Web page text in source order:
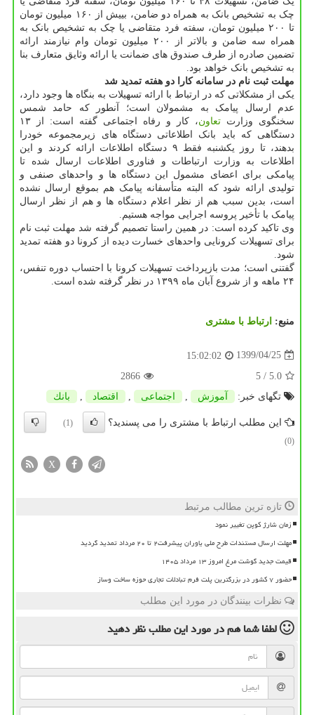
چک به تشخیص بانک به همراه دو ضامن، بییش از ۱۶۰ میلیون تومان
تا ۲۰۰ میلیون تومان، سفته فرد متقاضی یا چک به تشخیص بانک به
همراه سه ضامن و بالاتر از ۲۰۰ میلیون تومان وام نیازمند ارائه
تضمین صادره از طرف صندوق های ضمانت یا ارائه وثایق متعارف بنا
به تشخیص بانک خواهد بود.
مهلت ثبت نام در سامانه کارا دو هفته تمدید شد
یکی از مشکلاتی که در ارتباط با ارائه تسهیلات به بنگاه ها وجود دارد،
عدم ارسال پیامک به مشمولان است؛ آنطور که حامد شمس
سخنگوی وزارت تعاون
، کار و رفاه اجتماعی گفته است: از ۱۳
دستگاهی که باید بانک اطلاعاتی دستگاه های زیرمجموعه خودرا
بدهند، تا روز یکشنبه فقط ۹ دستگاه اطلاعات ارائه کردند و این
اطلاعات به وزارت ارتباطات و فناوری اطلاعات ارسال شده تا
پیامکی برای اعضای مشمول این دستگاه ها و واحدهای صنفی و
تولیدی ارائه شود که البته متأسفانه پیامک هم بموقع ارسال نشده
است، بدین سبب هم از نظر اعلام دستگاه ها و هم از نظر ارسال
پیامک با تأخیر پروسه اجرایی مواجه هستیم.
وی تاکید کرده است: در همین راستا تصمیم گرفته شد مهلت ثبت نام
برای تسهیلات کرونایی واحدهای خسارت دیده از کرونا دو هفته تمدید
شود.
گفتنی است؛ مدت بازپرداخت تسهیلات کرونا با احتساب دوره تنفس،
۲۴ ماهه و از شروع آبان ماه ۱۳۹۹ در نظر گرفته شده است.
منبع: ارتباط با مشتری
1399/04/25
15:02:02
5.0
/ 5
2866
تگهای خبر:
آموزش , اجتماعی , اقتصاد , بانك
این مطلب ارتباط با مشتری را می پسندید؟
(1)
(0)
X
تازه ترین مطالب مرتبط
زمان شارژ کوپن تغییر نمود
مهلت ارسال مستندات طرح ملی یاوران پیشرفت۲ تا ۲۰ مرداد تمدید گردید
قیمت جدید گوشت مرغ امروز ۱۳ مرداد ۱۴۰۵
حضور ۷ کشور در بزرگترین پلت فرم تبادلات تجاری حوزه ساخت وساز
نظرات بینندگان در مورد این مطلب
لطفا شما همدر مورد این مطلبنظر دهید